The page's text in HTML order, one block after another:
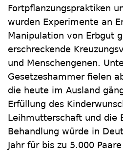
Fortpflanzungspraktiken
wurden Experimente an
Manipulation von Erbgut
erschreckende
und Menschengenen.
Gesetzeshammer fielen
die heute im Ausland
Erfüllung des
Leihmutterschaft und die
Behandlung würde in
Jahr für bis zu 5.000